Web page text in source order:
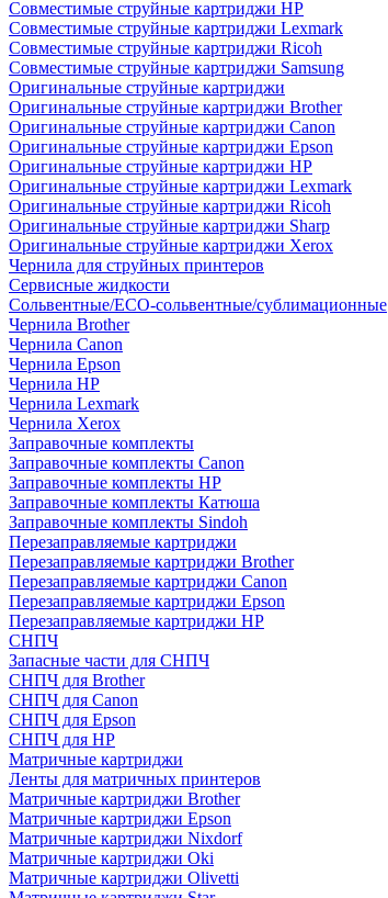
Совместимые струйные картриджи HP
Совместимые струйные картриджи Lexmark
Совместимые струйные картриджи Ricoh
Совместимые струйные картриджи Samsung
Оригинальные струйные картриджи
Оригинальные струйные картриджи Brother
Оригинальные струйные картриджи Canon
Оригинальные струйные картриджи Epson
Оригинальные струйные картриджи HP
Оригинальные струйные картриджи Lexmark
Оригинальные струйные картриджи Ricoh
Оригинальные струйные картриджи Sharp
Оригинальные струйные картриджи Xerox
Чернила для струйных принтеров
Сервисные жидкости
Сольвентные/ECO-сольвентные/сублимационные
Чернила Brother
Чернила Canon
Чернила Epson
Чернила HP
Чернила Lexmark
Чернила Xerox
Заправочные комплекты
Заправочные комплекты Canon
Заправочные комплекты HP
Заправочные комплекты Катюша
Заправочные комплекты Sindoh
Перезаправляемые картриджи
Перезаправляемые картриджи Brother
Перезаправляемые картриджи Canon
Перезаправляемые картриджи Epson
Перезаправляемые картриджи HP
СНПЧ
Запасные части для СНПЧ
СНПЧ для Brother
СНПЧ для Canon
СНПЧ для Epson
СНПЧ для HP
Матричные картриджи
Ленты для матричных принтеров
Матричные картриджи Brother
Матричные картриджи Epson
Матричные картриджи Nixdorf
Матричные картриджи Oki
Матричные картриджи Olivetti